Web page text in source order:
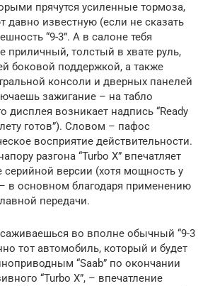
прячутся усиленные тормоза,
давно известную (если не сказать
“9-3”. А в салоне тебя
приличный, толстый в хвате руль,
боковой поддержкой, а также
консоли и дверных панелей
зажигание – на табло
дисплея возникает надпись “Ready
готов”). Словом – пафос
восприятие действительности.
разгона “Turbo X” впечатляет
версии (хотя мощность у
в основном благодаря применению
передачи.
во вполне обычный “9-3
тот автомобиль, который и будет
“Saab” по окончании
“Turbo X”, – впечатление